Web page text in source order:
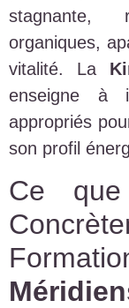
stagnante,
organiques,
vitalité. La
enseigne à
appropriés
son profil
Ce que